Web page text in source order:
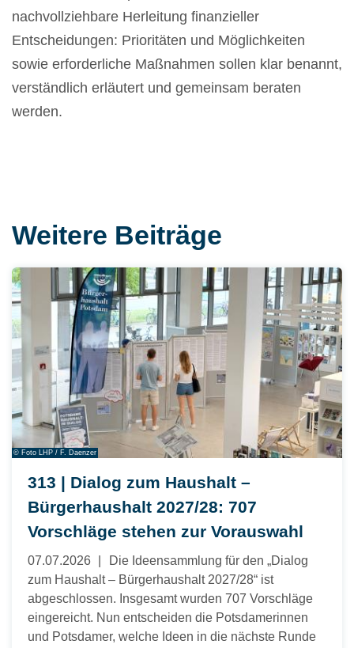
nachvollziehbare Herleitung finanzieller
Entscheidungen: Prioritäten und Möglichkeiten
sowie erforderliche Maßnahmen sollen klar benannt,
verständlich erläutert und gemeinsam beraten
werden.
Weitere Beiträge
© Foto LHP / F. Daenzer
313 | Dialog zum Haushalt –
Bürgerhaushalt 2027/28: 707
Vorschläge stehen zur Vorauswahl
07.07.2026
Die Ideensammlung für den „Dialog
zum Haushalt – Bürgerhaushalt 2027/28“ ist
abgeschlossen. Insgesamt wurden 707 Vorschläge
eingereicht. Nun entscheiden die Potsdamerinnen
und Potsdamer, welche Ideen in die nächste Runde